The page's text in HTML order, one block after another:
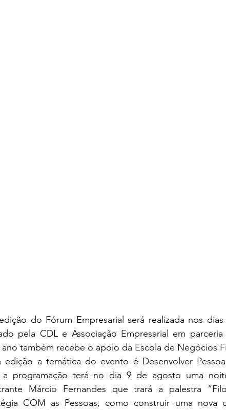
do Fórum Empresarial será realizada nos
pela CDL e Associação Empresarial em
ano também recebe o apoio da Escola de Negócios
edição a temática do evento é Desenvolver
a programação terá no dia 9 de agosto uma
Márcio Fernandes que trará a palestra
COM as Pessoas, como construir uma nova